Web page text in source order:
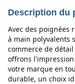
Description du
Avec des poignées
à main polyvalents
commerce de
offrons
votre marque en
durable, un choix